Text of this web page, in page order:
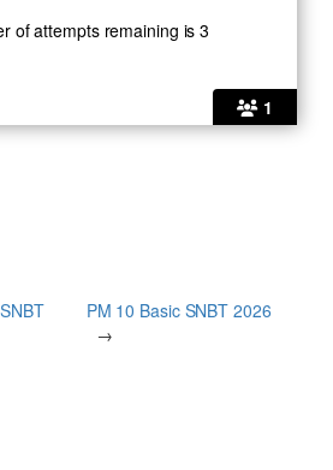
1
of attempts remaining is 3
PM 10 Basic SNBT 2026
→